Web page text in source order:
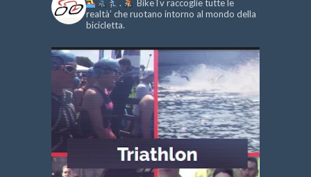
.
BikeTv raccoglie tutte le
realtà’ che ruotano intorno al mondo della
bicicletta.